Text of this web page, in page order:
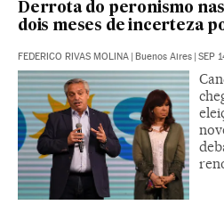
Derrota do peronismo
dois meses de incerteza
FEDERICO RIVAS MOLINA | Buenos Aires | SEP